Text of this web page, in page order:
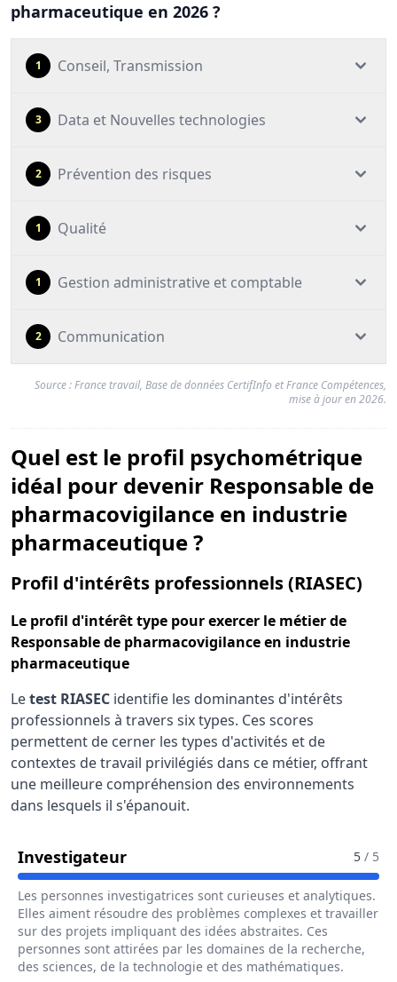
pharmaceutique en 2026 ?
1 Conseil, Transmission
3 Data et Nouvelles technologies
2 Prévention des risques
1 Qualité
1 Gestion administrative et comptable
2 Communication
Source : France travail, Base de données CertifInfo et France Compétences,
mise à jour en 2026.
Quel est le profil psychométrique
idéal pour devenir Responsable de
pharmacovigilance en industrie
pharmaceutique ?
Profil d'intérêts professionnels (RIASEC)
Le profil d'intérêt type pour exercer le métier de
Responsable de pharmacovigilance en industrie
pharmaceutique
Letest RIASEC identifie les dominantes d'intérêts
professionnels à travers six types. Ces scores
permettent de cerner les types d'activités et de
contextes de travail privilégiés dans ce métier, offrant
une meilleure compréhension des environnements
dans lesquels il s'épanouit.
InvestigateurPour Le Métier De Responsable
5 / 5
Les personnes investigatrices sont curieuses et analytiques.
Elles aiment résoudre des problèmes complexes et travailler
sur des projets impliquant des idées abstraites. Ces
personnes sont attirées par les domaines de la recherche,
des sciences, de la technologie et des mathématiques.